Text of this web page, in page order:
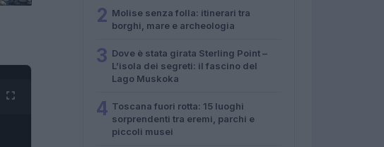
2 Molise senza folla: itinerari tra
borghi, mare e archeologia
3 Dove è stata girata Sterling Point –
L’isola dei segreti: il fascino del
Lago Muskoka
4 Toscana fuori rotta: 15 luoghi
sorprendenti tra eremi, parchi e
piccoli musei